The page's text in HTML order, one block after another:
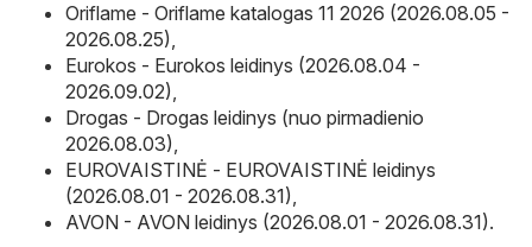
Oriflame - Oriflame katalogas 11 2026 (2026.08.05 -
2026.08.25),
Eurokos - Eurokos leidinys (2026.08.04 -
2026.09.02),
Drogas - Drogas leidinys (nuo pirmadienio
2026.08.03),
EUROVAISTINĖ - EUROVAISTINĖ leidinys
(2026.08.01 - 2026.08.31),
AVON - AVON leidinys (2026.08.01 - 2026.08.31).